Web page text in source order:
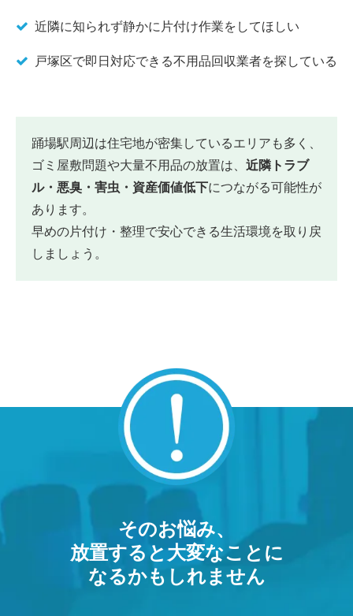
近隣に知られず静かに片付け作業をしてほしい
戸塚区で即日対応できる不用品回収業者を探している
踊場駅周辺は住宅地が密集しているエリアも多く、
ゴミ屋敷問題や大量不用品の放置は、 近隣トラブ
ル・悪臭・害虫・資産価値低下につながる可能性が
あります。
早めの片付け・整理で安心できる生活環境を取り戻
しましょう。
そのお悩み、
放置すると大変なことに
なるかもしれません